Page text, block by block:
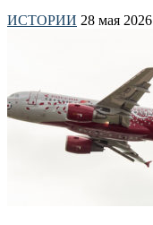
ИСТОРИИ 28 мая 2026